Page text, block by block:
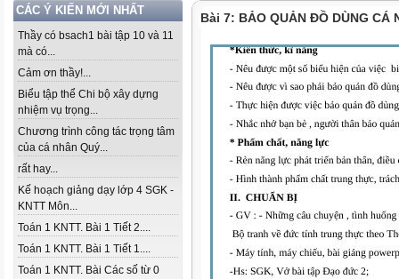
CÁC Ý KIẾN MỚI NHẤT
Thầy có bsach1 bài tập 10 và 11
mà có...
Cảm ơn thầy!...
Biểu tập thể Chi bộ xây dựng
nhiệm vụ trọng...
Chương trình công tác trọng tâm
của cá nhân Quý...
rất hay...
Kế hoạch giảng dạy lớp 4 SGK -
KNTT Môn...
Toán 1 KNTT. Bài 1 Tiết 2....
Toán 1 KNTT. Bài 1 Tiết 1....
Toán 1 KNTT. Bài Các số từ 0
Bài 7: BẢO QUẢN ĐỒ DÙNG CÁ